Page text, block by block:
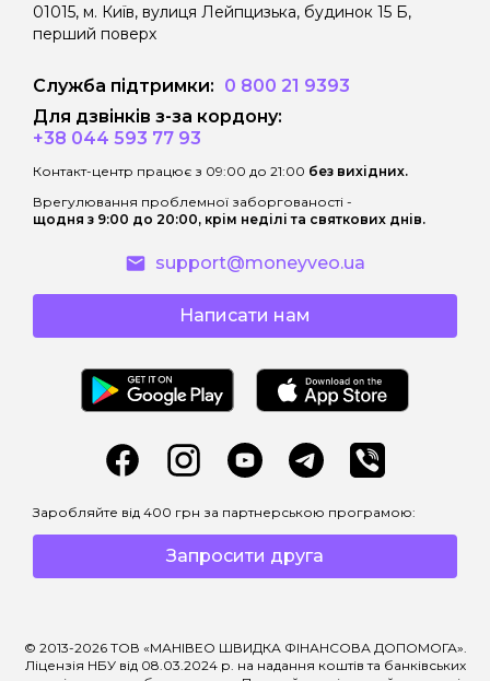
01015, м. Київ, вулиця Лейпцизька, будинок 15 Б,
перший поверх
Служба підтримки: 0 800 21 9393
Для дзвінків з-за кордону:
+38 044 593 77 93
Контакт-центр працює з 09:00 до 21:00 без вихідних.
Врегулювання проблемної заборгованості -
щодня з 9:00 до 20:00, крім неділі та святкових днів.
support@moneyveo.ua
Написати нам
Заробляйте від 400 грн за партнерською програмою:
Запросити друга
© 2013-2026 ТОВ «МАНІВЕО ШВИДКА ФІНАНСОВА ДОПОМОГА».
Ліцензія НБУ від 08.03.2024 р. на надання коштів та банківських